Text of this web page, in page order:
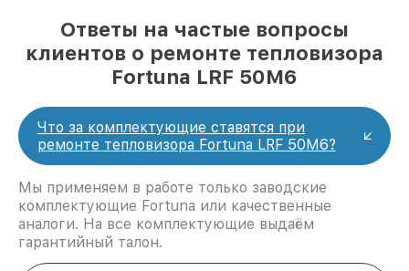
Ответы на частые вопросы
клиентов о ремонте тепловизора
Fortuna LRF 50M6
Что за комплектующие ставятся при
ремонте тепловизора Fortuna LRF 50M6?
Мы применяем в работе только заводские
комплектующие Fortuna или качественные
аналоги. На все комплектующие выдаём
гарантийный талон.